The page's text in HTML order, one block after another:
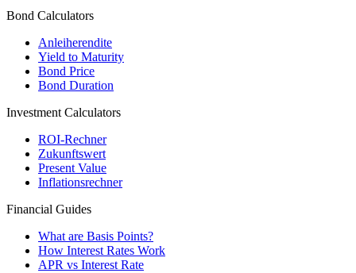
Bond Calculators
Anleiherendite
Yield to Maturity
Bond Price
Bond Duration
Investment Calculators
ROI-Rechner
Zukunftswert
Present Value
Inflationsrechner
Financial Guides
What are Basis Points?
How Interest Rates Work
APR vs Interest Rate